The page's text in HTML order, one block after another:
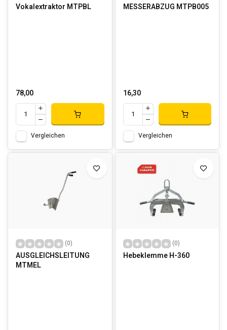
Vokalextraktor MTPBL
78,00
Vergleichen
MESSERABZUG MTPB005
16,30
Vergleichen
(0)
AUSGLEICHSLEITUNG
MTMEL
(0)
Hebeklemme H-360